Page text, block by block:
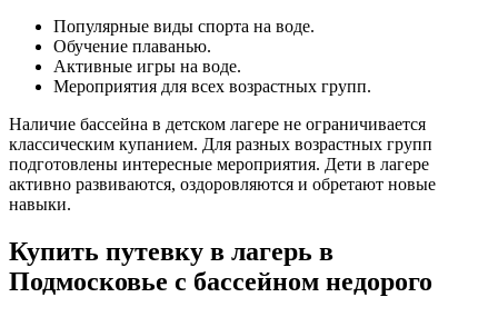
Популярные виды спорта на воде.
Обучение плаванью.
Активные игры на воде.
Мероприятия для всех возрастных групп.
Наличие бассейна в детском лагере не ограничивается
классическим купанием. Для разных возрастных групп
подготовлены интересные мероприятия. Дети в лагере
активно развиваются, оздоровляются и обретают новые
навыки.
Купить путевку в лагерь в
Подмосковье с бассейном недорого